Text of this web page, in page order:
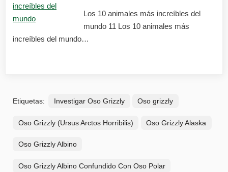
Los 10 animales más increíbles del
mundo 11 Los 10 animales más
increíbles del mundo…
Etiquetas: Investigar Oso Grizzly Oso grizzly
Oso Grizzly (Ursus Arctos Horribilis) Oso Grizzly Alaska
Oso Grizzly Albino
Oso Grizzly Albino Confundido Con Oso Polar